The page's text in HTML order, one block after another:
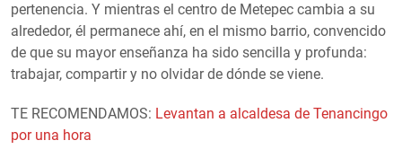
pertenencia. Y mientras el centro de Metepec cambia a su
alrededor, él permanece ahí, en el mismo barrio, convencido
de que su mayor enseñanza ha sido sencilla y profunda:
trabajar, compartir y no olvidar de dónde se viene.
TE RECOMENDAMOS: Levantan a alcaldesa de Tenancingo
por una hora